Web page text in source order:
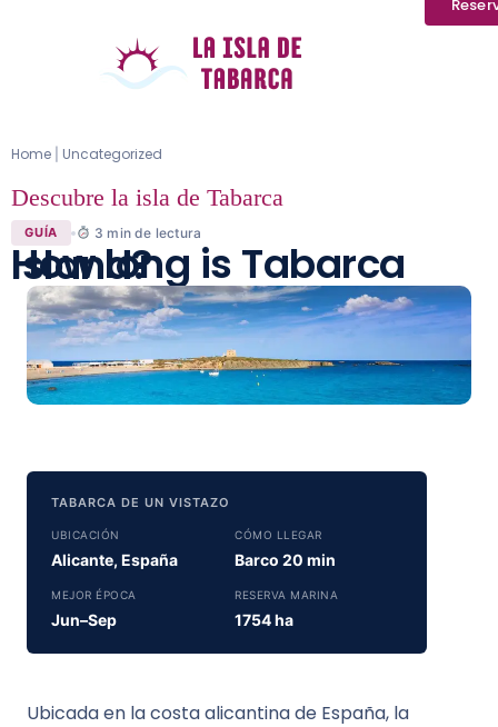
Home Uncategorized
Descubre la isla de Tabarca
GUÍA 3 min de lectura
How long is Tabarca Island?
TABARCA DE UN VISTAZO
UBICACIÓN
Alicante, España
CÓMO LLEGAR
Barco 20 min
MEJOR ÉPOCA
Jun–Sep
RESERVA MARINA
1754 ha
Ubicada en la costa alicantina de España, la